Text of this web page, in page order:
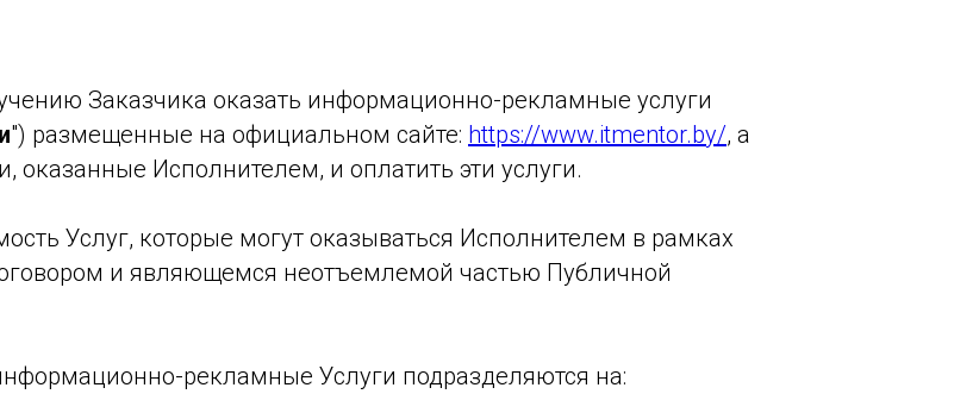
Заказчика оказать информационно-рекламные услуги
") размещенные на официальном сайте: https://www.itmentor.by/, а
оказанные Исполнителем, и оплатить эти услуги.
Услуг, которые могут оказываться Исполнителем в рамках
и являющемся неотъемлемой частью Публичной
рекламные Услуги подразделяются на: